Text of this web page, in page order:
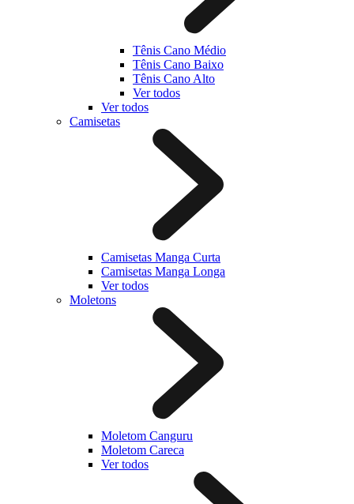
Tênis Cano Médio
Tênis Cano Baixo
Tênis Cano Alto
Ver todos
Ver todos
Camisetas
Camisetas Manga Curta
Camisetas Manga Longa
Ver todos
Moletons
Moletom Canguru
Moletom Careca
Ver todos